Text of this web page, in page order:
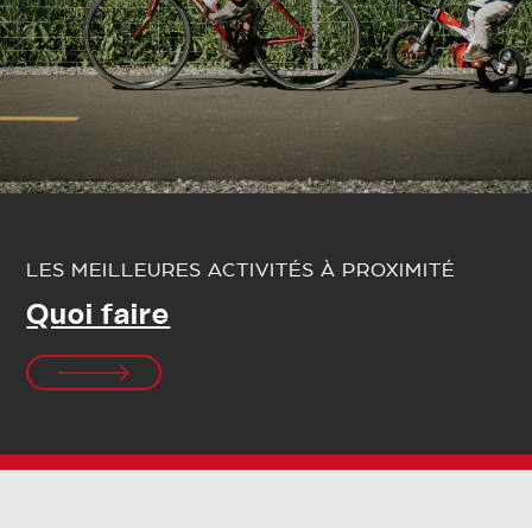
LES MEILLEURES ACTIVITÉS À PROXIMITÉ
Quoi faire